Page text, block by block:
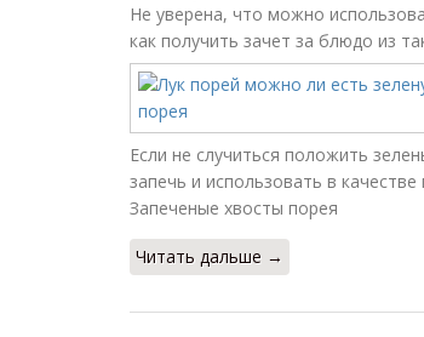
Не уверена, что можно
как получить зачет за блюдо из
Если не случиться положить
запечь и использовать в качестве
Запеченые хвосты порея
Читать дальше →